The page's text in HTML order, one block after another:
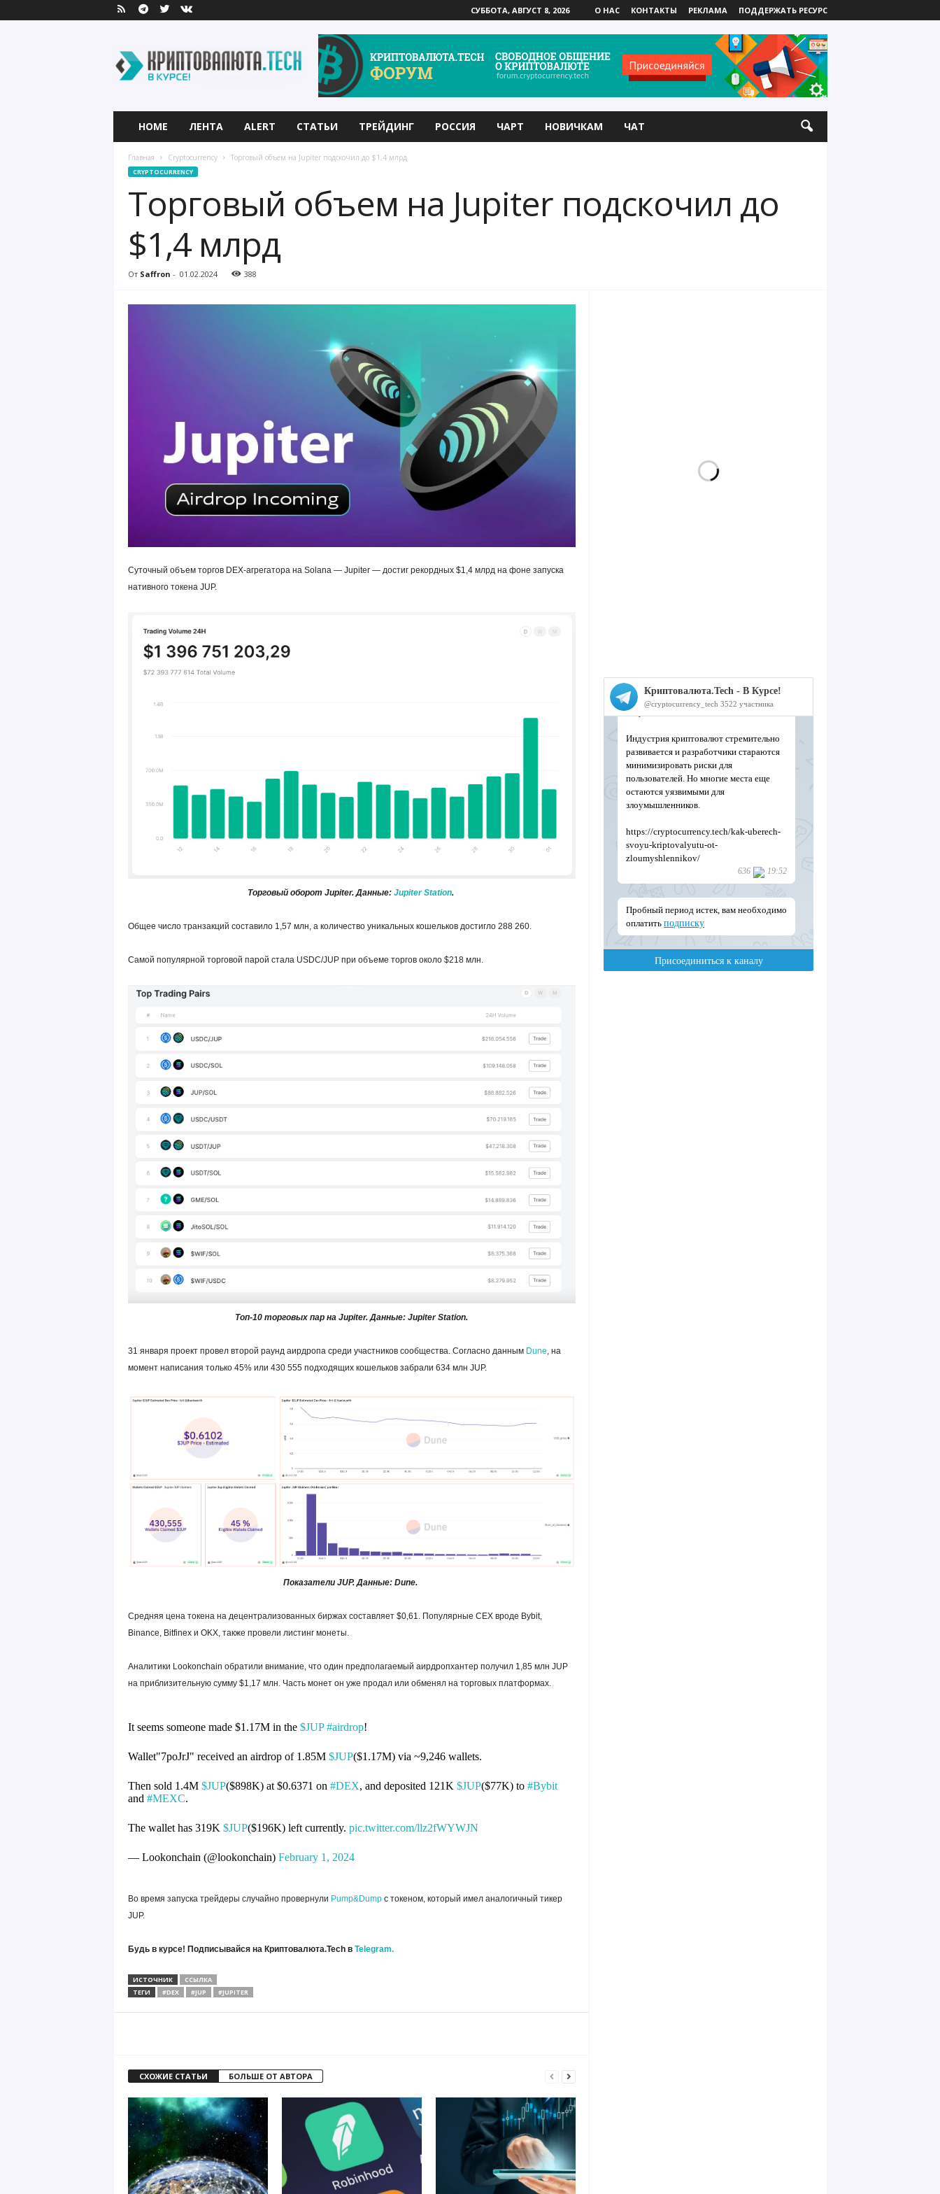
СУББОТА, АВГУСТ 8, 2026 О НАС КОНТАКТЫ РЕКЛАМА ПОДДЕРЖАТЬ РЕСУРС
и
HOME ЛЕНТА ALERT СТАТЬИ ТРЕЙДИНГ РОССИЯ ЧАРТ НОВИЧКАМ ЧАТ
Главная Cryptocurrency Торговый объем на Jupiter подскочил до $1,4 млрд
CRYPTOCURRENCY
Торговый объем на Jupiter подскочил до
$1,4 млрд
От Saffron - 01.02.2024 388
Суточный объем торгов DEX-агрегатора на Solana — Jupiter — достиг рекордных $1,4 млрд на фоне запуска
нативного токена JUP.
Торговый оборот Jupiter. Данные: Jupiter Station.
Общее число транзакций составило 1,57 млн, а количество уникальных кошельков достигло 288 260.
Самой популярной торговой парой стала USDC/JUP при объеме торгов около $218 млн.
Топ-10 торговых пар на Jupiter. Данные: Jupiter Station.
31 января проект провел второй раунд аирдропа среди участников сообщества. Согласно данным Dune, на
момент написания только 45% или 430 555 подходящих кошельков забрали 634 млн JUP.
Показатели JUP. Данные: Dune.
Средняя цена токена на децентрализованных биржах составляет $0,61. Популярные CEX вроде Bybit,
Binance, Bitfinex и OKX, также провели листинг монеты.
Аналитики Lookonchain обратили внимание, что один предполагаемый аирдропхантер получил 1,85 млн JUP
на приблизительную сумму $1,17 млн. Часть монет он уже продал или обменял на торговых платформах.
It seems someone made $1.17M in the $JUP #airdrop!
Wallet"7poJrJ" received an airdrop of 1.85M $JUP($1.17M) via ~9,246 wallets.
Then sold 1.4M $JUP($898K) at $0.6371 on #DEX, and deposited 121K $JUP($77K) to #Bybit
and #MEXC.
The wallet has 319K $JUP($196K) left currently. pic.twitter.com/llz2fWYWJN
— Lookonchain (@lookonchain) February 1, 2024
Во время запуска трейдеры случайно провернули Pump&Dumpс токеном, который имел аналогичный тикер
JUP.
Будь в курсе! Подписывайся на Криптовалюта.Tech в Telegram.
ИСТОЧНИК
ССЫЛКА
ТЕГИ
#DEX #JUP #JUPITER
СХОЖИЕ СТАТЬИ БОЛЬШЕ ОТ АВТОРА